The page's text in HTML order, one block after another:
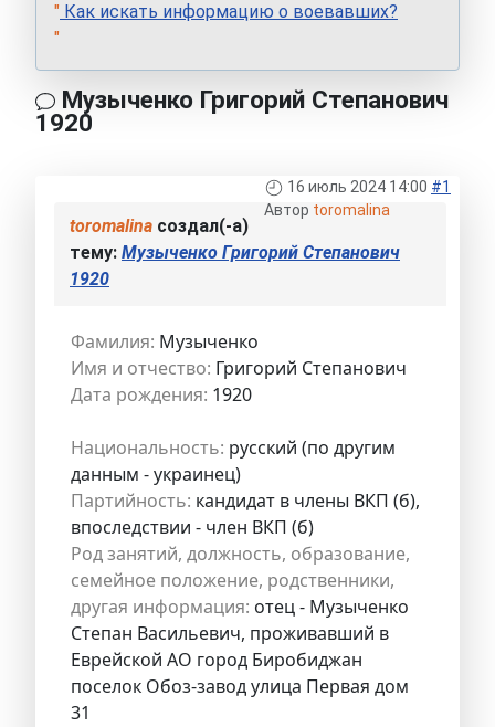
" Как искать информацию о воевавших?
"
Музыченко Григорий Степанович
1920
16 июль 2024 14:00 #1
Автор toromalina
toromalina создал(-а)
тему: Музыченко Григорий Степанович
1920
Фамилия: Музыченко
Имя и отчество: Григорий Степанович
Дата рождения: 1920
Национальность: русский (по другим
данным - украинец)
Партийность: кандидат в члены ВКП (б),
впоследствии - член ВКП (б)
Род занятий, должность, образование,
семейное положение, родственники,
другая информация: отец - Музыченко
Степан Васильевич, проживавший в
Еврейской АО город Биробиджан
поселок Обоз-завод улица Первая дом
31